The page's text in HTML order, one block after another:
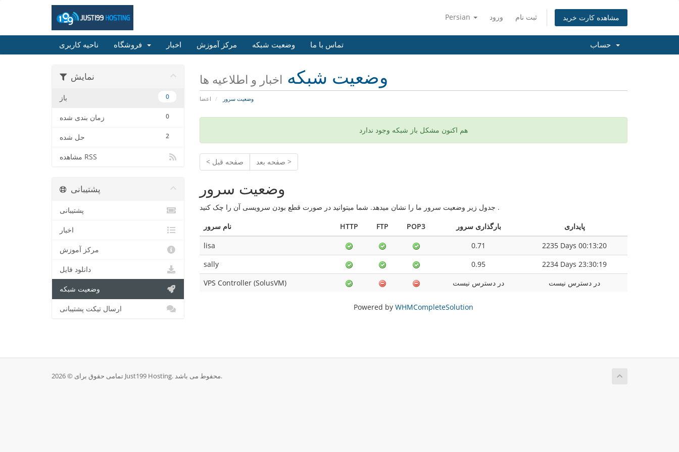
Persian ورود ثبت نام مشاهده کارت خرید
ناحیه کاربری اخبار مرکز آموزش وضعیت شبکه تماس با ما
وضعیت شبکه اخبار و اطلاعیه ها
اعضا وضعیت سرور
نمایش
0 باز
0 زمان بندی شده
2 حل شده
مشاهده RSS
هم اکنون مشکل باز شبکه وجود ندارد
< صفحه قبل صفحه بعد >
وضعیت سرور
جدول زیر وضعیت سرور ما را نشان میدهد. شما میتوانید در صورت قطع بودن سرویسی آن را چک کنید .
نام سرور
HTTP FTP POP3 بارگذاری سرور
پایداری
lisa
0.71
2235 Days 00:13:20
sally
0.95
2234 Days 23:30:19
VPS Controller (SolusVM)
در دسترس نیست در دسترس نیست
Powered by WHMCompleteSolution
پشتیبانی
پشتیبانی
اخبار
مرکز آموزش
دانلود فایل
وضعیت شبکه
ارسال تیکت پشتیبانی
تمامی حقوق برای © 2026 Just199 Hosting. محفوط می باشد.